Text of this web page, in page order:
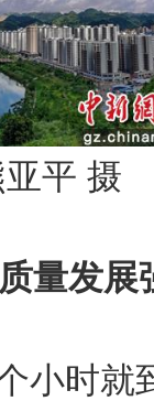
平 摄
量发展
小时就